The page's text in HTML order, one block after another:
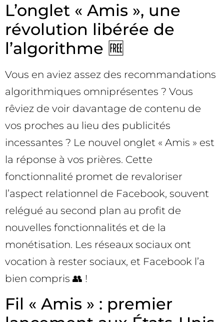
L’onglet « Amis », une
révolution libérée de
l’algorithme 🆓
Vous en aviez assez des recommandations
algorithmiques omniprésentes ? Vous
rêviez de voir davantage de contenu de
vos proches au lieu des publicités
incessantes ? Le nouvel onglet « Amis » est
la réponse à vos prières. Cette
fonctionnalité promet de revaloriser
l’aspect relationnel de Facebook, souvent
relégué au second plan au profit de
nouvelles fonctionnalités et de la
monétisation. Les réseaux sociaux ont
vocation à rester sociaux, et Facebook l’a
bien compris 👥 !
Fil « Amis » : premier